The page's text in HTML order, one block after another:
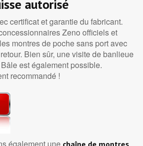
autorisé
certificat et garantie du fabricant.
Zeno officiels et
montres de poche sans port avec
Bien sûr, une visite de banlieue
est également possible.
recommandé !